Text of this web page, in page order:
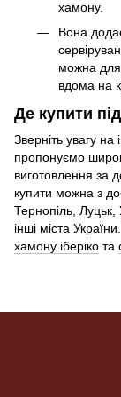
хамону.
Вона
можна для
вдома на
Де купити
Зверніть увагу на
пропонуємо
виготовлення за
купити можна з
Тернопіль,
інші міста
хамону іберіко та